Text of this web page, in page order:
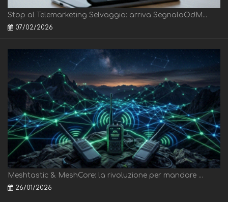
Stop al Telemarketing Selvaggio: arriva SegnalaOdM...
07/02/2026
Meshtastic & MeshCore: la rivoluzione per mandare ...
26/01/2026